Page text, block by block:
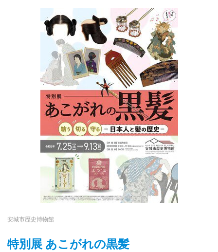
安城市歴史博物館
特別展 あこがれの黒髪